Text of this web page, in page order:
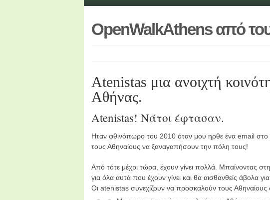
OpenWalkAthens από
Αtenistas μια ανοιχτή
Αθήνας.
Atenistas! Νάτοι έφτασαν.
Ηταν φθινόπωρο του 2010 όταν μου ηρθε ένα email
τους Αθηναίους να ξαναγαπήσουν την πόλη τους!
Από τότε μέχρι τώρα, έχουν γίνει πολλά. Μπαίνοντας
για όλα αυτά που έχουν γίνει και θα αισθανθείς άβολα
Οι atenistas συνεχίζουν να προσκαλούν τους Αθηναίους